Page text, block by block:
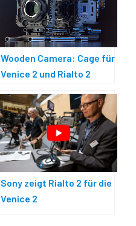
Wooden Camera: Cage für
Venice 2 und Rialto 2
Sony zeigt Rialto 2 für die
Venice 2